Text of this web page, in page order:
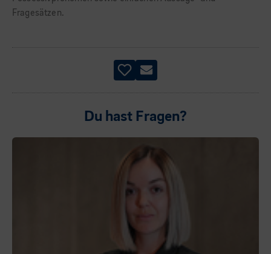
Fragesätzen.
Du hast Fragen?